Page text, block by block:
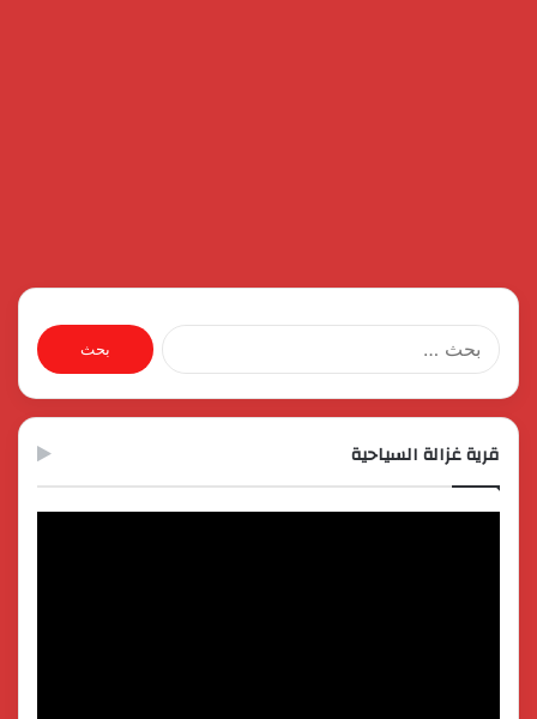
البحث
عن:
قرية غزالة السياحية